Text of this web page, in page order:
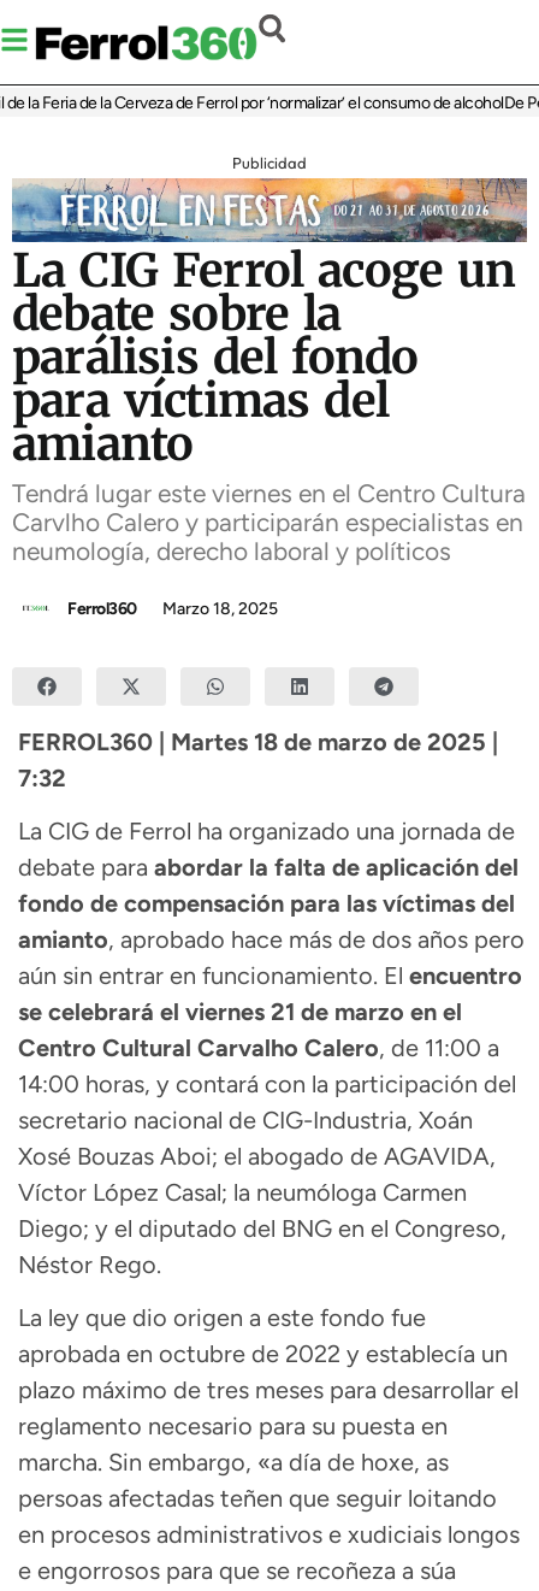
de la Cerveza de Ferrol por ‘normalizar’ el consumo de alcoholDe
Publicidad
La CIG Ferrol acoge un
debate sobre la
parálisis del fondo
para víctimas del
amianto
Tendrá lugar este viernes en el Centro Cultura
Carvlho Calero y participarán especialistas en
neumología, derecho laboral y políticos
Ferrol360 Marzo 18, 2025
FERROL360 | Martes 18 de marzo de 2025 |
7:32
La CIG de Ferrol ha organizado una jornada de
debate para abordar la falta de aplicación del
fondo de compensación para las víctimas del
amianto, aprobado hace más de dos años pero
aún sin entrar en funcionamiento. El encuentro
se celebrará el viernes 21 de marzo en el
Centro Cultural Carvalho Calero, de 11:00 a
14:00 horas, y contará con la participación del
secretario nacional de CIG-Industria, Xoán
Xosé Bouzas Aboi; el abogado de AGAVIDA,
Víctor López Casal; la neumóloga Carmen
Diego; y el diputado del BNG en el Congreso,
Néstor Rego.
La ley que dio origen a este fondo fue
aprobada en octubre de 2022 y establecía un
plazo máximo de tres meses para desarrollar el
reglamento necesario para su puesta en
marcha. Sin embargo, «a día de hoxe, as
persoas afectadas teñen que seguir loitando
en procesos administrativos e xudiciais longos
e engorrosos para que se recoñeza a súa